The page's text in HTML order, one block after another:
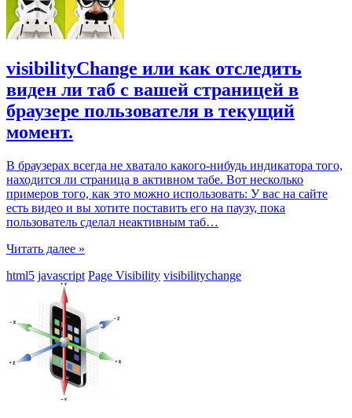
visibilityChange или как отследить
виден ли таб с вашей страницей в
браузере пользователя в текущий
момент.
В браузерах всегда не хватало какого-нибудь индикатора того,
находится ли страница в активном табе. Вот несколько
примеров того, как это можно использовать: У вас на сайте
есть видео и вы хотите поставить его на паузу, пока
пользователь сделал неактивным таб…
Читать далее »
html5 javascript Page Visibility visibilitychange